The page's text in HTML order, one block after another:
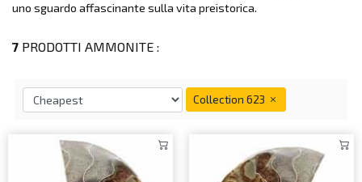
uno sguardo affascinante sulla vita preistorica.
7 PRODOTTI AMMONITE :
Collection 623